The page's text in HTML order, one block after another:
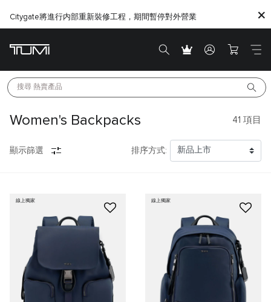
Citygate將進行内部重新裝修工程，期間暫停對外營業
搜尋 熱賣產品
Women's Backpacks 41 項目
顯示篩選 排序方式:
線上獨家 線上獨家